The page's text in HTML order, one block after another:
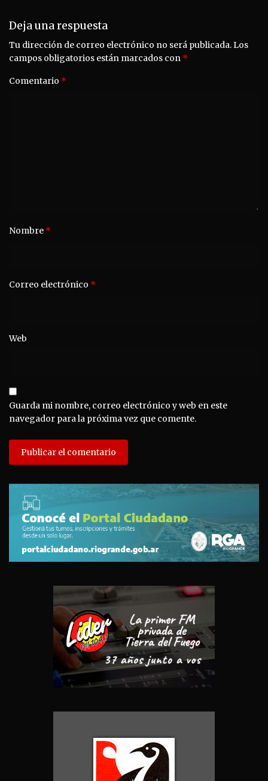
Deja una respuesta
Tu dirección de correo electrónico no será publicada.Los
campos obligatorios están marcados con *
Comentario *
Nombre *
Correo electrónico *
Web
Guarda mi nombre, correo electrónico y web en este
navegador para la próxima vez que comente.